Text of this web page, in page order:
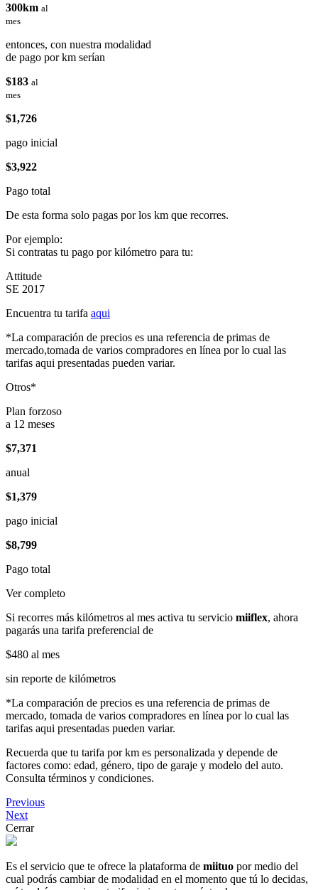
300km al
mes
entonces, con nuestra modalidad
de pago por km serían
$183 al
mes
$1,726
pago inicial
$3,922
Pago total
De esta forma solo pagas por los km que recorres.
Por ejemplo:
Si contratas tu pago por kilómetro para tu:
Attitude
SE 2017
Encuentra tu tarifa aqui
*La comparación de precios es una referencia de primas de
mercado,tomada de varios compradores en línea por lo cual las
tarifas aqui presentadas pueden variar.
Otros*
Plan forzoso
a 12 meses
$7,371
anual
$1,379
pago inicial
$8,799
Pago total
Ver completo
Si recorres más kilómetros al mes activa tu servicio miiflex, ahora
pagarás una tarifa preferencial de
$480 al mes
sin reporte de kilómetros
*La comparación de precios es una referencia de primas de
mercado, tomada de varios compradores en línea por lo cual las
tarifas aqui presentadas pueden variar.
Recuerda que tu tarifa por km es personalizada y depende de
factores como: edad, género, tipo de garaje y modelo del auto.
Consulta términos y condiciones.
Previous
Next
Cerrar
Es el servicio que te ofrece la plataforma de miituo por medio del
cual podrás cambiar de modalidad en el momento que tú lo decidas,